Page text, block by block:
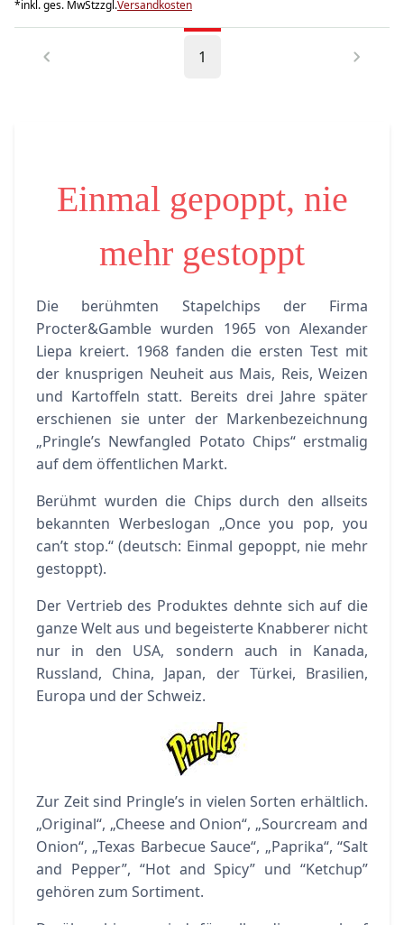
*inkl. ges. MwStzzgl.Versandkosten
1
Einmal gepoppt, nie
mehr gestoppt
Die berühmten Stapelchips der Firma
Procter&Gamble wurden 1965 von Alexander
Liepa kreiert. 1968 fanden die ersten Test mit
der knusprigen Neuheit aus Mais, Reis, Weizen
und Kartoffeln statt. Bereits drei Jahre später
erschienen sie unter der Markenbezeichnung
„Pringle’s Newfangled Potato Chips“ erstmalig
auf dem öffentlichen Markt.
Berühmt wurden die Chips durch den allseits
bekannten Werbeslogan „Once you pop,you
can’t stop.“ (deutsch: Einmal gepoppt, nie mehr
gestoppt).
Der Vertrieb des Produktes dehnte sich auf die
ganze Welt aus und begeisterte Knabberernicht
nur in den USA, sondern auch in Kanada,
Russland, China, Japan, der Türkei, Brasilien,
Europa und der Schweiz.
Zur Zeit sind Pringle’s in vielen Sorten erhältlich.
„Original“, „Cheeseand Onion“, „Sourcream and
Onion“, „Texas Barbecue Sauce“, „Paprika“, “Salt
and Pepper”, “Hot andSpicy” und “Ketchup”
gehören zum Sortiment.